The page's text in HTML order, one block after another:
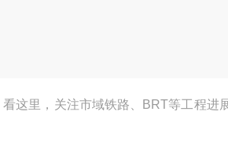
这里，关注市域铁路、BRT等工程进